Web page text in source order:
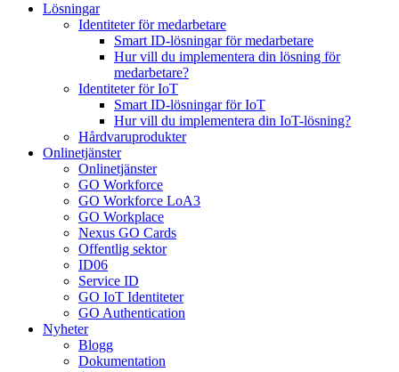
Lösningar
Identiteter för medarbetare
Smart ID-lösningar för medarbetare
Hur vill du implementera din lösning för
medarbetare?
Identiteter för IoT
Smart ID-lösningar för IoT
Hur vill du implementera din IoT-lösning?
Hårdvaruprodukter
Onlinetjänster
Onlinetjänster
GO Workforce
GO Workforce LoA3
GO Workplace
Nexus GO Cards
Offentlig sektor
ID06
Service ID
GO IoT Identiteter
GO Authentication
Nyheter
Blogg
Dokumentation